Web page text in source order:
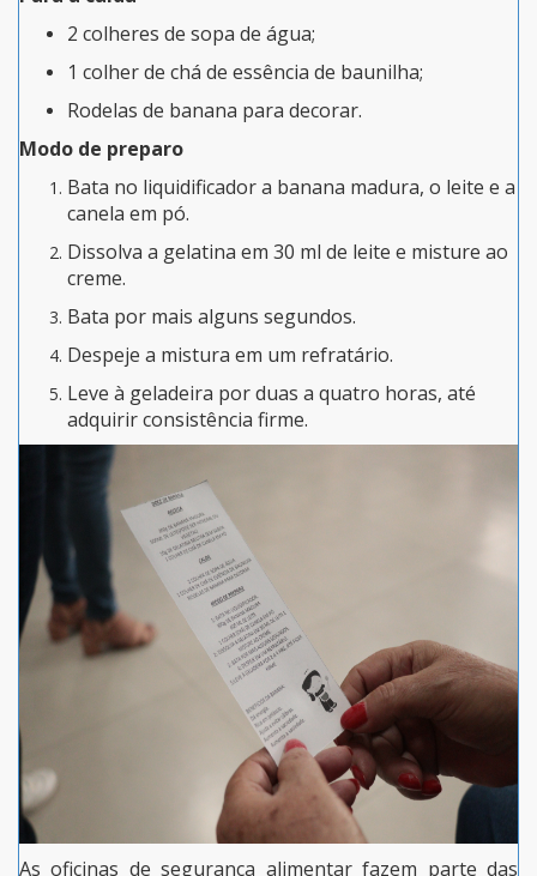
2 colheres de sopa de água;
1 colher de chá de essência de baunilha;
Rodelas de banana para decorar.
Modo de preparo
Bata no liquidificador a banana madura, o leite e a
canela em pó.
Dissolva a gelatina em 30 ml de leite e misture ao
creme.
Bata por mais alguns segundos.
Despeje a mistura em um refratário.
Leve à geladeira por duas a quatro horas, até
adquirir consistência firme.
As oficinas de segurança alimentar fazem parte das